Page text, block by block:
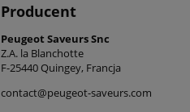
Producent
Peugeot Saveurs Snc
Z.A. la Blanchotte
F-25440 Quingey, Francja
contact@peugeot-saveurs.com